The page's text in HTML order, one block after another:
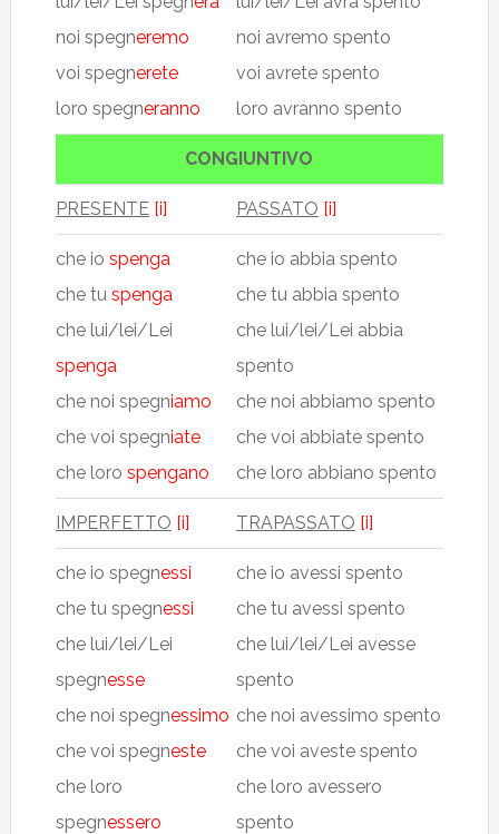
noi spegneremo
voi spegnerete
loro spegneranno
noi avremo spento
voi avrete spento
loro avranno spento
CONGIUNTIVO
PRESENTE [i] PASSATO [i]
che io spenga
che tu spenga
che lui/lei/Lei
spenga
che noi spegniamo
che voi spegniate
che loro spengano
che io abbia spento
che tu abbia spento
che lui/lei/Lei abbia
spento
che noi abbiamo spento
che voi abbiate spento
che loro abbiano spento
IMPERFETTO [i] TRAPASSATO [i]
che io spegnessi
che tu spegnessi
che lui/lei/Lei
spegnesse
che noi spegnessimo
che voi spegneste
che loro
spegnessero
che io avessi spento
che tu avessi spento
che lui/lei/Lei avesse
spento
che noi avessimo spento
che voi aveste spento
che loro avessero
spento